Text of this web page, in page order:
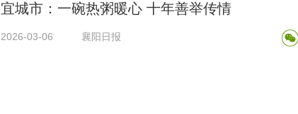
宜城市：一碗热粥暖心 十年善举传情
2026-03-06 襄阳日报